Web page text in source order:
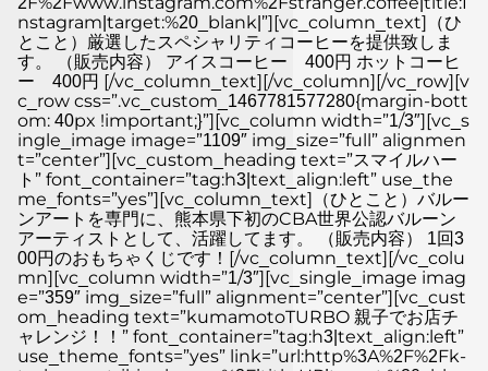
nstagram|target:%20_blank|”][vc_column_text]（ひ
とこと）厳選したスペシャリティコーヒーを提供致しま
す。 （販売内容） アイスコーヒー 400円 ホットコーヒ
ー 400円 [/vc_column_text][/vc_column][/vc_row][v
c_row css=”.vc_custom_1467781577280{margin-bott
om: 40px !important;}”][vc_column width=”1/3″][vc_s
ingle_image image=”1109″ img_size=”full” alignmen
t=”center”][vc_custom_heading text=”スマイルハー
ト” font_container=”tag:h3|text_align:left” use_the
me_fonts=”yes”][vc_column_text]（ひとこと）バルー
ンアートを専門に、熊本県下初のCBA世界公認バルーン
アーティストとして、活躍してます。 （販売内容） 1回3
00円のおもちゃくじです！[/vc_column_text][/vc_colu
mn][vc_column width=”1/3″][vc_single_image imag
e=”359″ img_size=”full” alignment=”center”][vc_cust
om_heading text=”kumamotoTURBO 親子でお店チ
ャレンジ！！” font_container=”tag:h3|text_align:left”
use_theme_fonts=”yes” link=”url:http%3A%2F%2Fk-